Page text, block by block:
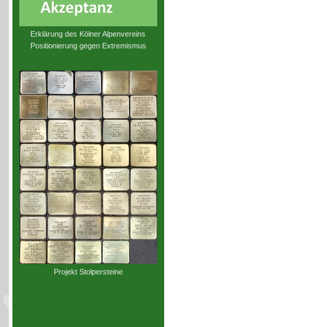
Erklärung des Kölner Alpenvereins
Positionierung gegen Extremismus
Projekt Stolpersteine